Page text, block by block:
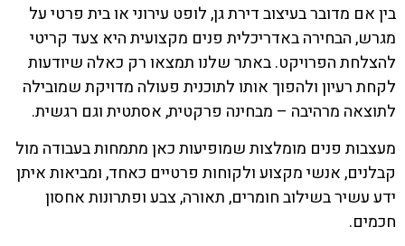
בין אם מדובר בעיצוב דירת גן, לופט עירוני או בית פרטי על
מגרש, הבחירה באדריכלית פנים מקצועית היא צעד קריטי
להצלחת הפרויקט. באתר שלנו תמצאו רק כאלה שיודעות
לקחת רעיון ולהפוך אותו לתוכנית פעולה מדויקת שמובילה
לתוצאה מרהיבה – מבחינה פרקטית, אסתטית וגם רגשית.
מעצבות פנים מומלצות שמופיעות כאן מתמחות בעבודה מול
קבלנים, אנשי מקצוע ולקוחות פרטיים כאחד, ומביאות איתן
ידע עשיר בשילוב חומרים, תאורה, צבע ופתרונות אחסון
חכמים.